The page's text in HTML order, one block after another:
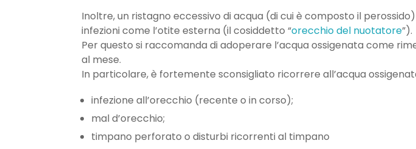
Inoltre, un ristagno eccessivo di acqua (di cui è composto il
infezioni come l’otite esterna (il cosiddetto “orecchio del nuotatore”).
Per questo si raccomanda di adoperare l’acqua ossigenata come
al mese.
In particolare, è fortemente sconsigliato ricorrere all’acqua
infezione all’orecchio (recente o in corso);
mal d’orecchio;
timpano perforato o disturbi ricorrenti al timpano